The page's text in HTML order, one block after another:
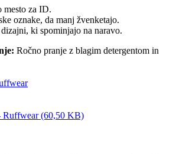
mesto za ID.
oznake, da manj žvenketajo.
ki spominjajo na naravo.
Ročno pranje z blagim detergentom in
Ruffwear(60,50 KB)